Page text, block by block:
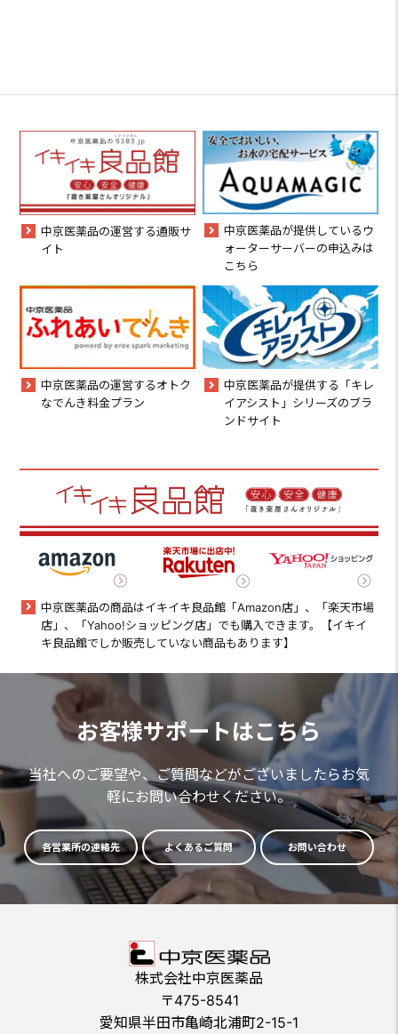
中京医薬品の運営する通販サ
イト
中京医薬品が提供しているウ
ォーターサーバーの申込みは
こちら
中京医薬品の運営するオトク
なでんき料金プラン
中京医薬品が提供する「キレ
イアシスト」シリーズのブラ
ンドサイト
中京医薬品の商品はイキイキ良品館「Amazon店」、「楽天市場
店」、「Yahoo!ショッピング店」でも購入できます。【イキイ
キ良品館でしか販売していない商品もあります】
お客様サポートはこちら
当社へのご要望や、ご質問などがございましたらお気
軽にお問い合わせください。
各営業所の連絡先 よくあるご質問 お問い合わせ
株式会社中京医薬品
〒475-8541
愛知県半田市亀崎北浦町2-15-1